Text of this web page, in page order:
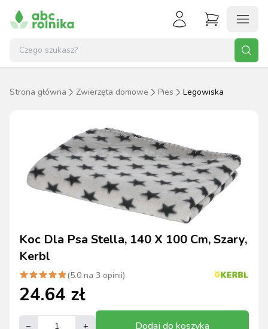
Strona główna Zwierzęta domowe Pies Legowiska
Koc Dla Psa Stella, 140 X 100 Cm, Szary,
Kerbl
(5.0 na 3 opinii)
24.64 zł
– + Dodaj do koszyka